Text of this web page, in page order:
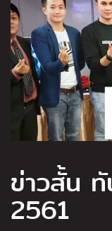
ข่าวสั้น
2561